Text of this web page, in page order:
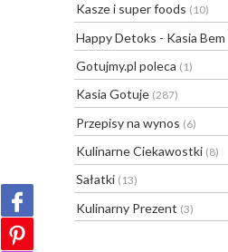
Kasze i super foods (10)
Happy Detoks - Kasia Bem
Gotujmy.pl poleca (1)
Kasia Gotuje (287)
Przepisy na wynos (6)
Kulinarne Ciekawostki (8)
Sałatki (13)
Kulinarny Prezent (3)